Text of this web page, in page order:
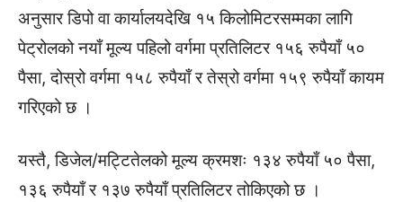
अनुसार डिपो वा कार्यालयदेखि १५ किलोमिटरसम्मका लागि
पेट्रोलको नयाँ मूल्य पहिलो वर्गमा प्रतिलिटर १५६ रुपैयाँ ५०
पैसा, दोस्रो वर्गमा १५८ रुपैयाँ र तेस्रो वर्गमा १५९ रुपैयाँ कायम
गरिएको छ ।
यस्तै, डिजेल/मट्टितेलको मूल्य क्रमशः १३४ रुपैयाँ ५० पैसा,
१३६ रुपैयाँ र १३७ रुपैयाँ प्रतिलिटर तोकिएको छ ।